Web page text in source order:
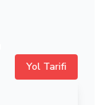
Yol Tarifi